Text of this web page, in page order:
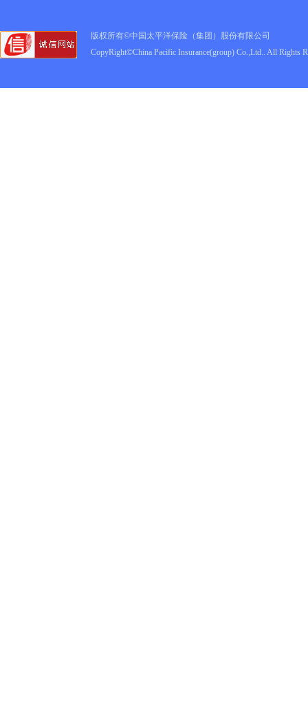
版权所有©中国太平洋保险（集团）股份有限公司
CopyRight©China Pacific Insurance(group) Co.,Ltd.. All Rights